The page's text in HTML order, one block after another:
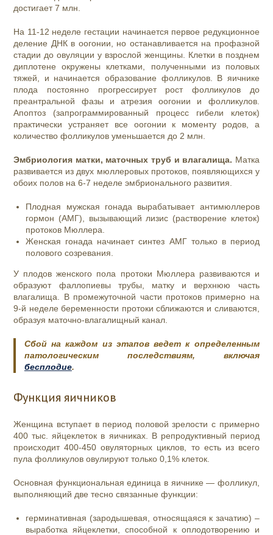
достигает 7 млн.
На 11-12 неделе гестации начинается первое редукционное
деление ДНК в оогонии, но останавливается на профазной
стадии до овуляции у взрослой женщины. Клетки в позднем
диплотене окружены клетками, полученными из половых
тяжей, и начинается образование фолликулов. В яичнике
плода постоянно прогрессирует рост фолликулов до
преантральной фазы и атрезия оогонии и фолликулов.
Апоптоз (запрограммированный процесс гибели клеток)
практически устраняет все оогонии к моменту родов, а
количество фолликулов уменьшается до 2 млн.
Эмбриология матки, маточных труб и влагалища. Матка
развивается из двух мюллеровых протоков, появляющихся у
обоих полов на 6-7 неделе эмбрионального развития.
Плодная мужская гонада вырабатывает антимюллеров
гормон (АМГ), вызывающий лизис (растворение клеток)
протоков Мюллера.
Женская гонада начинает синтез АМГ только в период
полового созревания.
У плодов женского пола протоки Мюллера развиваются и
образуют фаллопиевы трубы, матку и верхнюю часть
влагалища. В промежуточной части протоков примерно на
9-й неделе беременности протоки сближаются и сливаются,
образуя маточно-влагалищный канал.
Сбой на каждом из этапов ведет к определенным
патологическим последствиям, включая
бесплодие.
Функция яичников
Женщина вступает в период половой зрелости с примерно
400 тыс. яйцеклеток в яичниках. В репродуктивный период
происходит 400-450 овуляторных циклов, то есть из всего
пула фолликулов овулируют только 0,1% клеток.
Основная функциональная единица в яичнике — фолликул,
выполняющий две тесно связанные функции:
герминативная (зародышевая, относящаяся к зачатию) –
выработка яйцеклетки, способной к оплодотворению и